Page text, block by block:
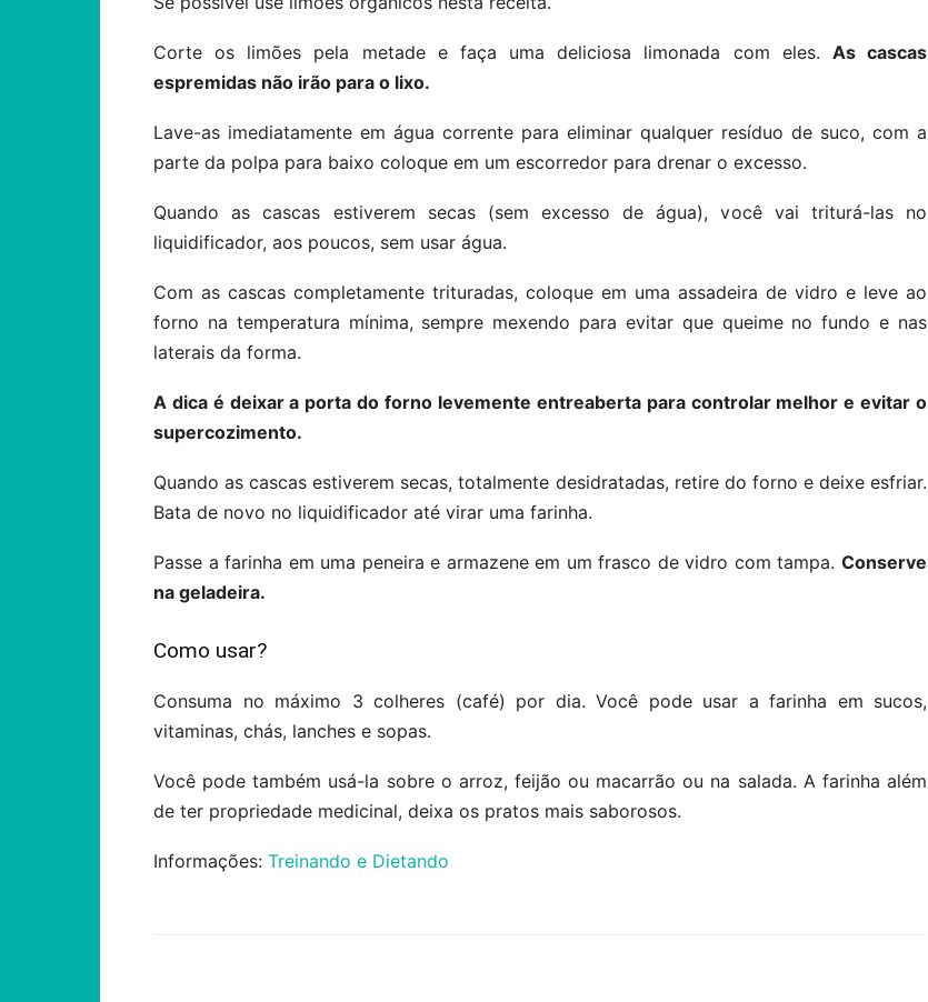
Corte os limões pela metade e faça uma deliciosa limonada com eles. As cascas
espremidas não irão para o lixo.
Lave-as imediatamente em água corrente para eliminar qualquer resíduo de suco, com a
parte da polpa para baixo coloque em um escorredor para drenar o excesso.
Quando as cascas estiverem secas (sem excesso de água), você vai triturá-las no
liquidificador, aos poucos, sem usar água.
Com as cascas completamente trituradas, coloque em uma assadeira de vidro e leve ao
forno na temperatura mínima, sempre mexendo para evitar que queime no fundo e nas
laterais da forma.
A dica é deixar a porta do forno levemente entreaberta para controlar melhor e evitar o
supercozimento.
Quando as cascas estiverem secas, totalmente desidratadas, retire do forno e deixe esfriar.
Bata de novo no liquidificador até virar uma farinha.
Passe a farinha em uma peneira e armazene em um frasco de vidro com tampa. Conserve
na geladeira.
Como usar?
Consuma no máximo 3 colheres (café) por dia. Você pode usar a farinha em sucos,
vitaminas, chás, lanches e sopas.
Você pode também usá-la sobre o arroz, feijão ou macarrão ou na salada. A farinha além
de ter propriedade medicinal, deixa os pratos mais saborosos.
Informações: Treinando e Dietando